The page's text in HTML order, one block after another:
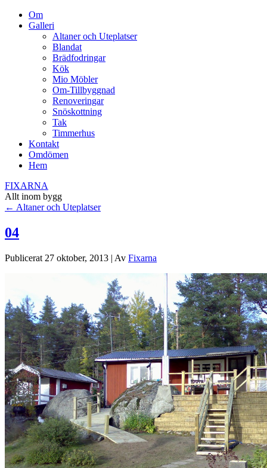
Om
Galleri
Altaner och Uteplatser
Blandat
Brädfodringar
Kök
Mio Möbler
Om-Tillbyggnad
Renoveringar
Snöskottning
Tak
Timmerhus
Kontakt
Omdömen
Hem
FIXARNA
Allt inom bygg
← Altaner och Uteplatser
04
Publicerat 27 oktober, 2013 | Av Fixarna